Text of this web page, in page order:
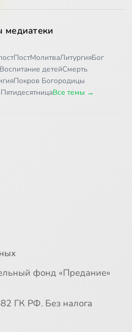
медиатеки
ПостМолитваЛитургияБог
Воспитание детейСмерть
Покров Богородицы
ПятидесятницаВсе темы →
фонд «Предание»
ГК РФ. Без налога